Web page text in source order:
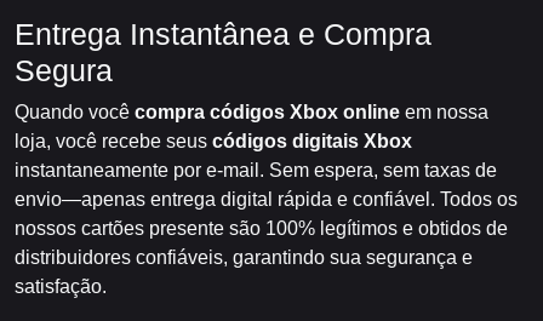
Entrega Instantânea e Compra
Segura
Quando você compra códigos Xbox online em nossa
loja, você recebe seus códigos digitais Xbox
instantaneamente por e-mail. Sem espera, sem taxas de
envio—apenas entrega digital rápida e confiável. Todos os
nossos cartões presente são 100% legítimos e obtidos de
distribuidores confiáveis, garantindo sua segurança e
satisfação.